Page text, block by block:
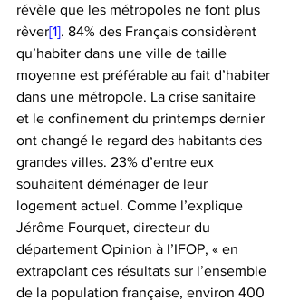
révèle que les métropoles ne font plus
rêver[1]. 84% des Français considèrent
qu’habiter dans une ville de taille
moyenne est préférable au fait d’habiter
dans une métropole. La crise sanitaire
et le confinement du printemps dernier
ont changé le regard des habitants des
grandes villes. 23% d’entre eux
souhaitent déménager de leur
logement actuel. Comme l’explique
Jérôme Fourquet, directeur du
département Opinion à l’IFOP, « en
extrapolant ces résultats sur l’ensemble
de la population française, environ 400